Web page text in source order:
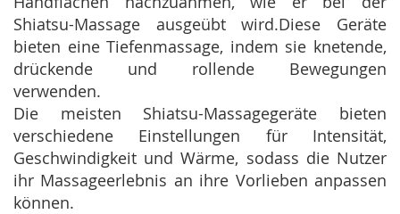
Shiatsu-Massage ausgeübt wird.Diese Geräte
bieten eine Tiefenmassage, indem sie knetende,
drückende und rollende Bewegungen
verwenden.
Die meisten Shiatsu-Massagegeräte bieten
verschiedene Einstellungen für Intensität,
Geschwindigkeit und Wärme, sodass die Nutzer
ihr Massageerlebnis an ihre Vorlieben anpassen
können.